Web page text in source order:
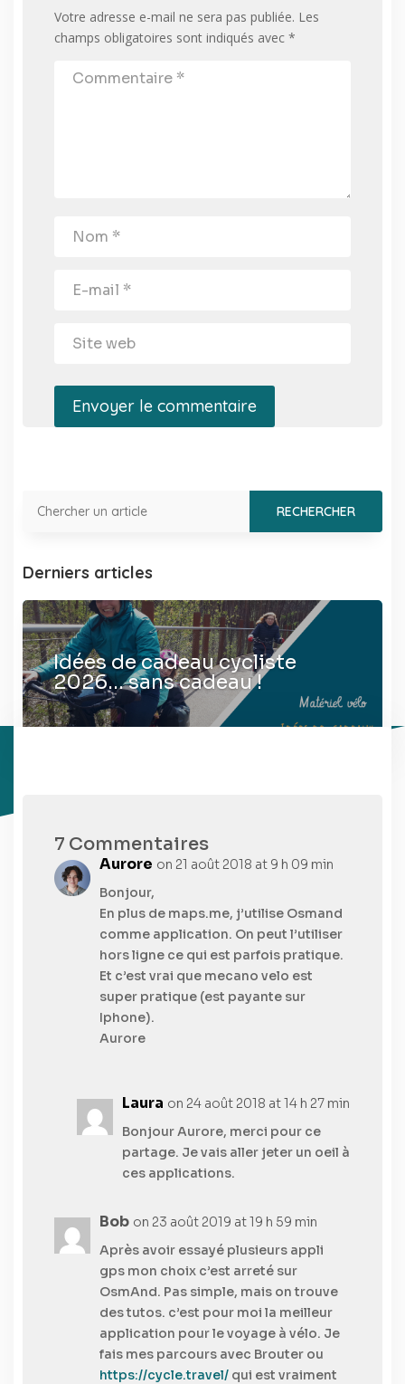
Votre adresse e-mail ne sera pas publiée. Les
champs obligatoires sont indiqués avec *
Envoyer le commentaire
Derniers articles
Idées de cadeau cycliste
2026… sans cadeau !
7 Commentaires
Aurore on 21 août 2018 at 9 h 09 min
Bonjour,
En plus de maps.me, j’utilise Osmand
comme application. On peut l’utiliser
hors ligne ce qui est parfois pratique.
Et c’est vrai que mecano velo est
super pratique (est payante sur
Iphone).
Aurore
Laura on 24 août 2018 at 14 h 27 min
Bonjour Aurore, merci pour ce
partage. Je vais aller jeter un oeil à
ces applications.
Bob on 23 août 2019 at 19 h 59 min
Après avoir essayé plusieurs appli
gps mon choix c’est arreté sur
OsmAnd. Pas simple, mais on trouve
des tutos. c’est pour moi la meilleur
application pour le voyage à vélo. Je
fais mes parcours avec Brouter ou
https://cycle.travel/ qui est vraiment